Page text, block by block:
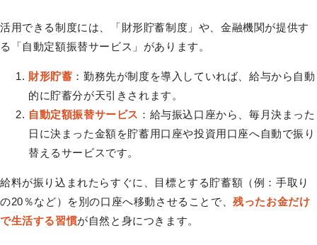
活用できる制度には、「財形貯蓄制度」や、金融機関が提供す
る「自動定額振替サービス」があります。
財形貯蓄 ：勤務先が制度を導入していれば、給与から自動
的に貯蓄分が天引きされます。
自動定額振替サービス ：給与振込口座から、毎月決まった
日に決まった金額を貯蓄用口座や投資用口座へ自動で振り
替えるサービスです。
給料が振り込まれたらすぐに、目標とする貯蓄額（例：手取り
の20％など）を別の口座へ移動させることで、残ったお金だけ
で生活する習慣が自然と身につきます。